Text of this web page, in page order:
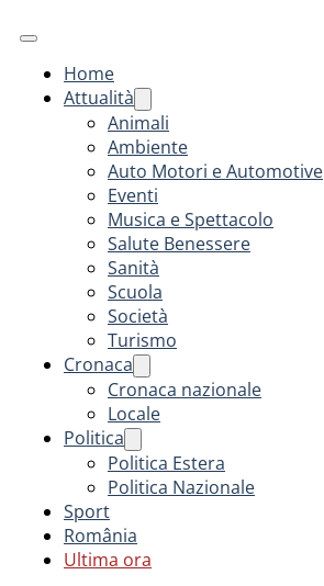
Home
Attualità
Animali
Ambiente
Auto Motori e Automotive
Eventi
Musica e Spettacolo
Salute Benessere
Sanità
Scuola
Società
Turismo
Cronaca
Cronaca nazionale
Locale
Politica
Politica Estera
Politica Nazionale
Sport
România
Ultima ora